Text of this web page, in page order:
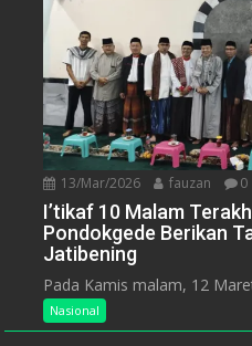
13/Mar/2026 fauzan 0
I’tikaf 10 Malam
Pondokgede Berikan
Jatibening
Pada Kamis malam, 12
Nasional